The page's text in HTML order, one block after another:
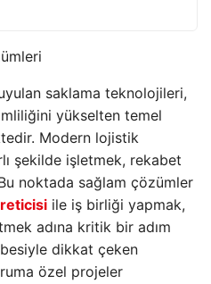
saklama teknolojileri,
yükselten temel
Modern lojistik
şekilde işletmek, rekabet
noktada sağlam çözümler
ile iş birliği yapmak,
adına kritik bir adım
dikkat çeken
özel projeler